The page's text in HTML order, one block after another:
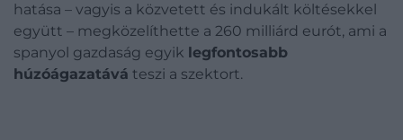
hatása – vagyis a közvetett és indukált költésekkel
együtt – megközelíthette a 260 milliárd eurót, ami a
spanyol gazdaság egyik legfontosabb
húzóágazatává teszi a szektort.